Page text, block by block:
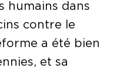
humains dans
contre le
a été bien
et sa